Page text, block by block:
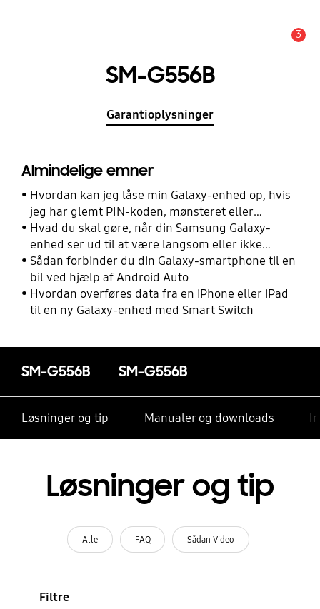
3
SM-G556B
Garantioplysninger
Almindelige emner
Hvordan kan jeg låse min Galaxy-enhed op, hvis
jeg har glemt PIN-koden, mønsteret eller
adgangskoden?
Hvad du skal gøre, når din Samsung Galaxy-
enhed ser ud til at være langsom eller ikke
reagerer
Sådan forbinder du din Galaxy-smartphone til en
bil ved hjælp af Android Auto
Hvordan overføres data fra en iPhone eller iPad
til en ny Galaxy-enhed med Smart Switch
SM-G556B SM-G556B
Løsninger og tip Manualer og downloads
Løsninger og tip
Alle FAQ Sådan Video
Filtre